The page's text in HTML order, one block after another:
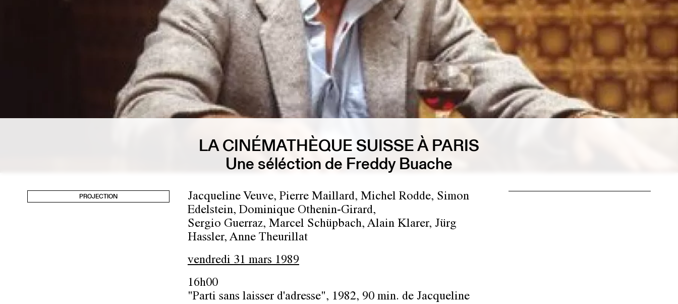
LA CINÉMATHÈQUE SUISSE À PARIS
Une séléction de Freddy Buache
PROJECTION
Jacqueline Veuve, Pierre Maillard, Michel Rodde, Simon
Edelstein, Dominique Othenin-Girard,
Sergio Guerraz, Marcel Schüpbach, Alain Klarer, Jürg
Hassler, Anne Theurillat
vendredi 31 mars 1989
16h00
"Parti sans laisser d'adresse", 1982, 90 min. de Jacqueline